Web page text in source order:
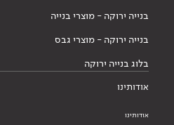
בנייה ירוקה - מוצרי בנייה
בנייה ירוקה - מוצרי גבס
בלוג בנייה ירוקה
אודותינו
אודותינו